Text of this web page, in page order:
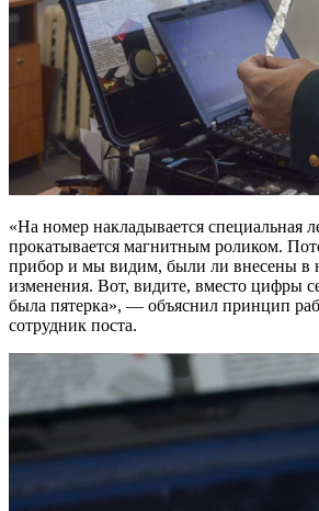
«На номер накладывается специальная
прокатывается магнитным роликом.
прибор и мы видим, были ли внесены в
изменения. Вот, видите, вместо цифры
была пятерка», — объяснил принцип
сотрудник поста.